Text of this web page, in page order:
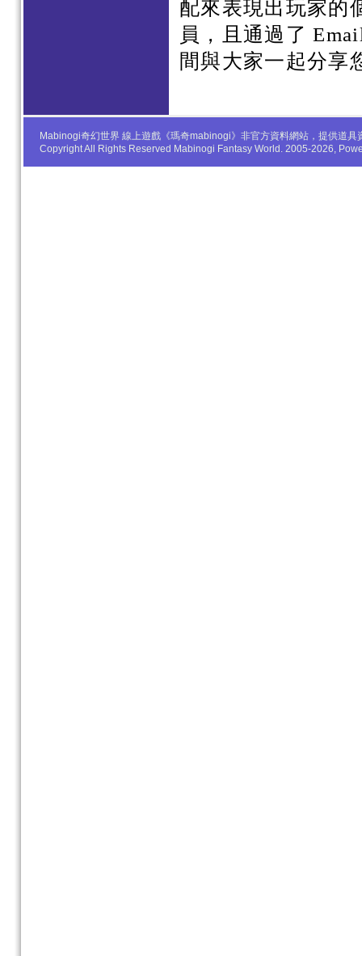
配來表現出玩家的
員，且通過了
間與大家一起分享
Mabinogi奇幻世界 線上遊戲《瑪奇mabinogi》非官方資料網站，提供道
Copyright All Rights Reserved Mabinogi Fantasy World. 2005-2026,